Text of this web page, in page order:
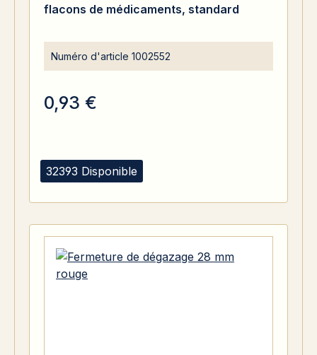
32393 Disponible
flacons de médicaments, standard
Numéro d'article 1002552
0,93 €